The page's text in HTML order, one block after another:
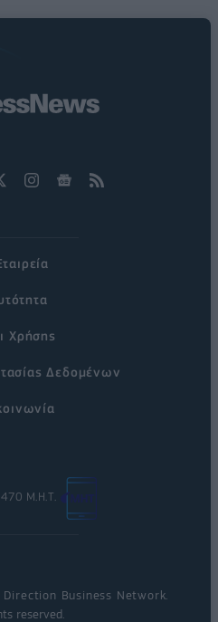
Χρήσης
Δεδομένων
Μ.Η.Τ.
Direction Business Network
reserved.